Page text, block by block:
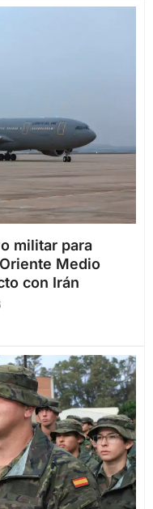
militar para
Medio
con Irán